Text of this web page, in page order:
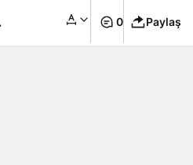
0 Paylaş